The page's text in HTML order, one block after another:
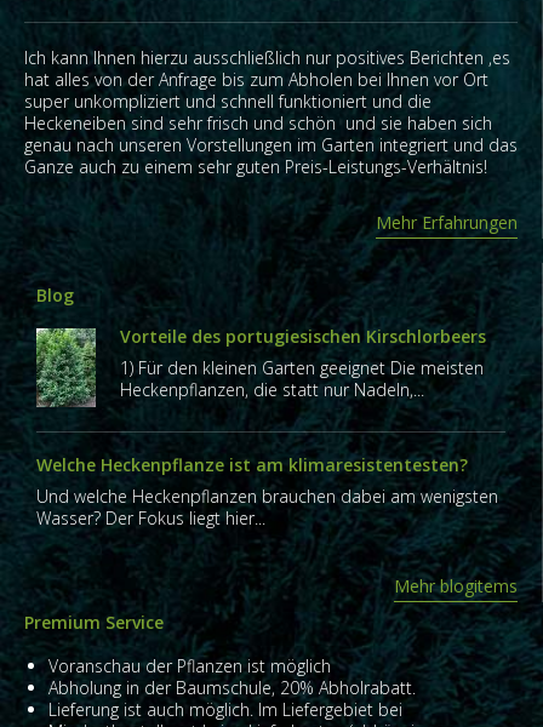
Ich kann Ihnen hierzu ausschließlich nur positives Berichten ,es
hat alles von der Anfrage bis zum Abholen bei Ihnen vor Ort
super unkompliziert und schnell funktioniert und die
Heckeneiben sind sehr frisch und schön und sie haben sich
genau nach unseren Vorstellungen im Garten integriert und das
Ganze auch zu einem sehr guten Preis-Leistungs-Verhältnis!
Mehr Erfahrungen
Blog
Vorteile des portugiesischen Kirschlorbeers
1) Für den kleinen Garten geeignet Die meisten
Heckenpflanzen, die statt nur Nadeln,...
Welche Heckenpflanze ist am klimaresistentesten?
Und welche Heckenpflanzen brauchen dabei am wenigsten
Wasser? Der Fokus liegt hier...
Mehr blogitems
Premium Service
Voranschau der Pflanzen ist möglich
Abholung in der Baumschule, 20% Abholrabatt.
Lieferung ist auch möglich. Im Liefergebiet bei